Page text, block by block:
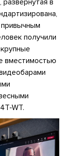
привычным
получили
вместимостью
WT.